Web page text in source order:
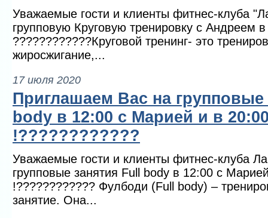
Уважаемые гости и клиенты фитнес-клуба
групповую Круговую тренировку с Андреем
????????????Круговой тренинг- это
жиросжигание,...
17 июля 2020
Приглашаем Вас на групповые
body в 12:00 с Марией и в
!????????????
Уважаемые гости и клиенты фитнес-клуба
групповые занятия Full body в 12:00 с
!???????????? Фулбоди (Full body) –
занятие. Она...